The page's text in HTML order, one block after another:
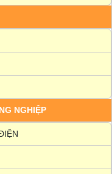
NGHIỆP